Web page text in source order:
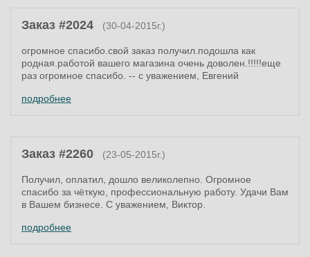
Заказ #2024 (30-04-2015г.)
огромное спасибо.свой заказ получил.подошла как
родная.работой вашего магазина очень доволен.!!!!!еще
раз огромное спасибо. -- с уважением, Евгений
подробнее
Заказ #2260 (23-05-2015г.)
Получил, оплатил, дошло великолепно. Огромное
спасибо за чёткую, профессиональную работу. Удачи Вам
в Вашем бизнесе. С уважением, Виктор.
подробнее